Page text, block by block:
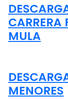
CARRERA
MULA
MENORES